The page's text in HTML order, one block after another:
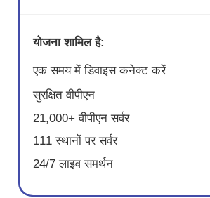
योजना शामिल है:
एक समय में डिवाइस कनेक्ट करें
सुरक्षित वीपीएन
21,000+ वीपीएन सर्वर
111 स्थानों पर सर्वर
24/7 लाइव समर्थन